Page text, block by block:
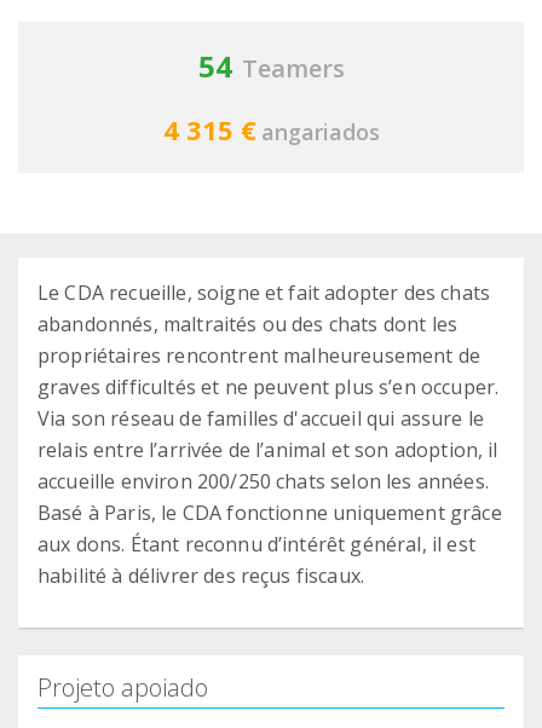
54 Teamers
4 315 € angariados
Le CDA recueille, soigne et fait adopter des chats
abandonnés, maltraités ou des chats dont les
propriétaires rencontrent malheureusement de
graves difficultés et ne peuvent plus s’en occuper.
Via son réseau de familles d'accueil qui assure le
relais entre l’arrivée de l’animal et son adoption, il
accueille environ 200/250 chats selon les années.
Basé à Paris, le CDA fonctionne uniquement grâce
aux dons. Étant reconnu d’intérêt général, il est
habilité à délivrer des reçus fiscaux.
Projeto apoiado